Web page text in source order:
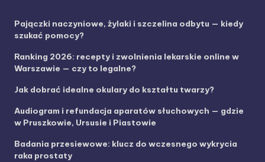
Pajączki naczyniowe, żylaki i szczelina odbytu — kiedy
szukać pomocy?
Ranking 2026: recepty i zwolnienia lekarskie online w
Warszawie — czy to legalne?
Jak dobrać idealne okulary do kształtu twarzy?
Audiogram i refundacja aparatów słuchowych — gdzie
w Pruszkowie, Ursusie i Piastowie
Badania przesiewowe: klucz do wczesnego wykrycia
raka prostaty